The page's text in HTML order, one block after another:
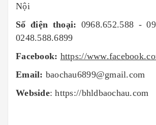
Nội
Số điện thoại: 0968.652.588 -
0248.588.6899
Facebook: https://
Email: baochau6899@gmail.com
Webside:https://bhldbaochau.com